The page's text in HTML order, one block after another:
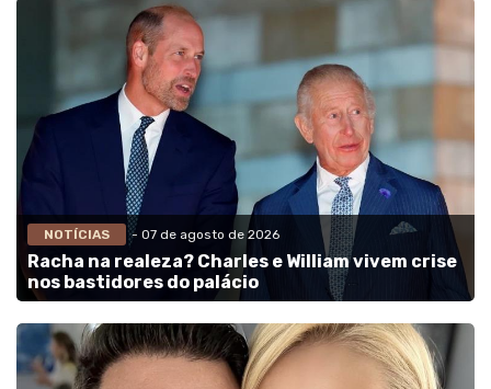
NOTÍCIAS - 07 de agosto de 2026
Racha na realeza? Charles e William vivem crise
nos bastidores do palácio